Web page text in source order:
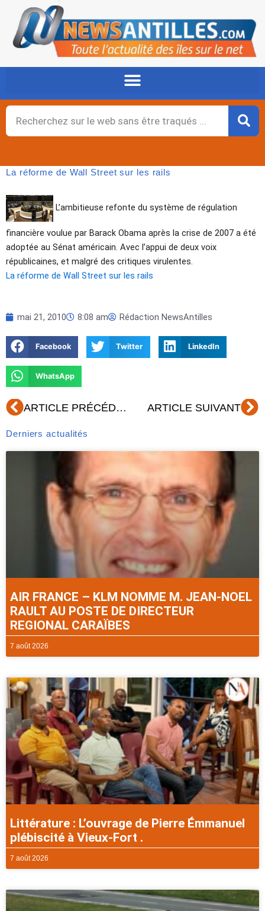
contenu
Rechercher
La réforme de Wall Street sur les rails
L’ambitieuse refonte du système de régulation
financière voulue par Barack Obama après la crise de 2007 a été
adoptée au Sénat américain. Avec l’appui de deux voix
républicaines, et malgré des critiques virulentes.
La réforme de Wall Street sur les rails
mai 21, 2010 8:08 am Rédaction NewsAntilles
Facebook Twitter LinkedIn
WhatsApp
Précédent ARTICLE PRÉCÉDENT ARTICLE SUIVANT
Derniers actualités
AIR FRANCE – KLM NOMME M. JEAN-NOEL
RAULT AU POSTE DE DIRECTEUR
REGIONAL CARAÏBES
7 août 2026
Littérature : L’ouvrage de Pierre Émmanuel
plébiscité à Vieux-Fort .
7 août 2026